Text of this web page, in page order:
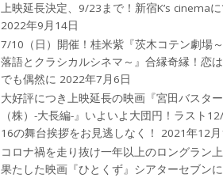
上映延長決定、9/23まで！新宿K’s cinemaに
2022年9月14日
7/10（日）開催！桂米紫『茨木コテン劇場
落語とクラシカルシネマ～』合縁奇縁！恋
でも偶然に 2022年7月6日
大好評につき上映延長の映画『宮田バスタ
（株）-大長編-』いよいよ大団円！ラスト
16の舞台挨拶をお見逃しなく！
2021年12
コロナ禍を⾛り抜け⼀年以上のロングラン
果たした映画『ひとくず』シアターセブン